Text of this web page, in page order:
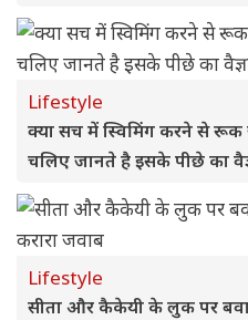
Lifestyle
क्या सच में स्विमिंग करने से रूक
चलिए जानते है इसके पीछे का
Lifestyle
सीता और कैकेयी के लुक पर